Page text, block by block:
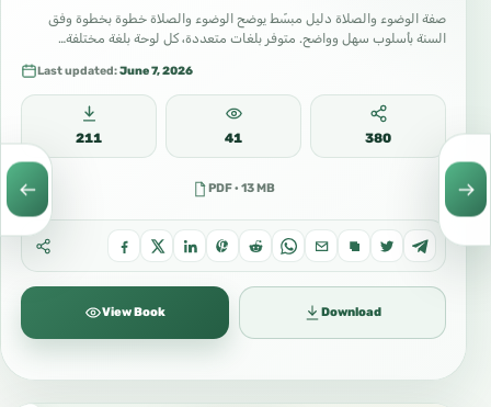
صفة الوضوء والصلاة دليل مبسّط يوضح الوضوء والصلاة خطوة بخطوة وفق
السنة بأسلوب سهل وواضح. متوفر بلغات متعددة، كل لوحة بلغة مختلفة…
Last updated:June 7, 2026
211 41 380
PDF · 13 MB
View Book Download